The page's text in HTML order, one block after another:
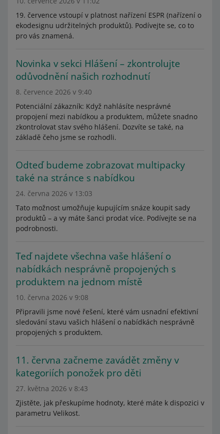
19. července vstoupí v platnost nařízení ESPR (nařízení o
ekodesignu udržitelných produktů). Podívejte se, co to
pro vás znamená.
Novinka v sekci Hlášení – zkontrolujte
odůvodnění našich rozhodnutí
8. července 2026 v 9:40
Potenciální zákazník: Když nahlásíte nesprávné
propojení mezi nabídkou a produktem, můžete snadno
zkontrolovat stav svého hlášení. Dozvíte se také, na
základě čeho jsme se rozhodli.
Odteď budeme zobrazovat multipacky
také na stránce s nabídkou
24. června 2026 v 13:03
Tato možnost umožňuje kupujícím snáze koupit sady
produktů – a vy máte šanci prodat více. Podívejte se na
podrobnosti.
Teď najdete všechna vaše hlášení o
nabídkách nesprávně propojených s
produktem na jednom místě
10. června 2026 v 9:08
Připravili jsme nové řešení, které vám usnadní efektivní
sledování stavu vašich hlášení o nabídkách nesprávně
propojených s produktem.
11. června začneme zavádět změny v
kategoriích ponožek pro děti
27. května 2026 v 8:43
Zjistěte, jak přeskupíme hodnoty, které máte k dispozici v
parametru Velikost.